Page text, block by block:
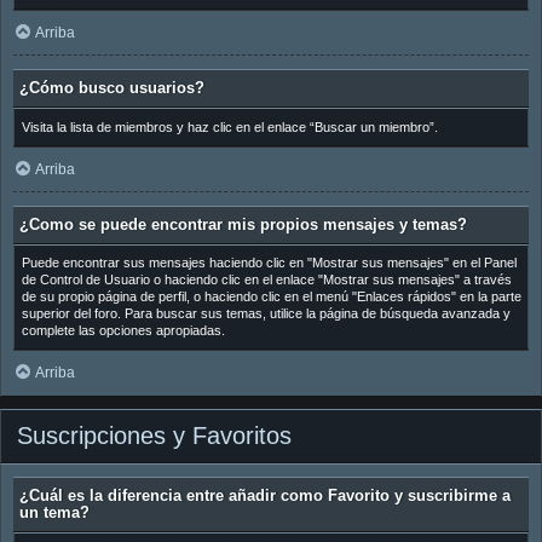
Arriba
¿Cómo busco usuarios?
Visita la lista de miembros y haz clic en el enlace “Buscar un miembro”.
Arriba
¿Como se puede encontrar mis propios mensajes y temas?
Puede encontrar sus mensajes haciendo clic en "Mostrar sus mensajes" en el Panel
de Control de Usuario o haciendo clic en el enlace "Mostrar sus mensajes" a través
de su propio página de perfil, o haciendo clic en el menú "Enlaces rápidos" en la parte
superior del foro. Para buscar sus temas, utilice la página de búsqueda avanzada y
complete las opciones apropiadas.
Arriba
Suscripciones y Favoritos
¿Cuál es la diferencia entre añadir como Favorito y suscribirme a
un tema?